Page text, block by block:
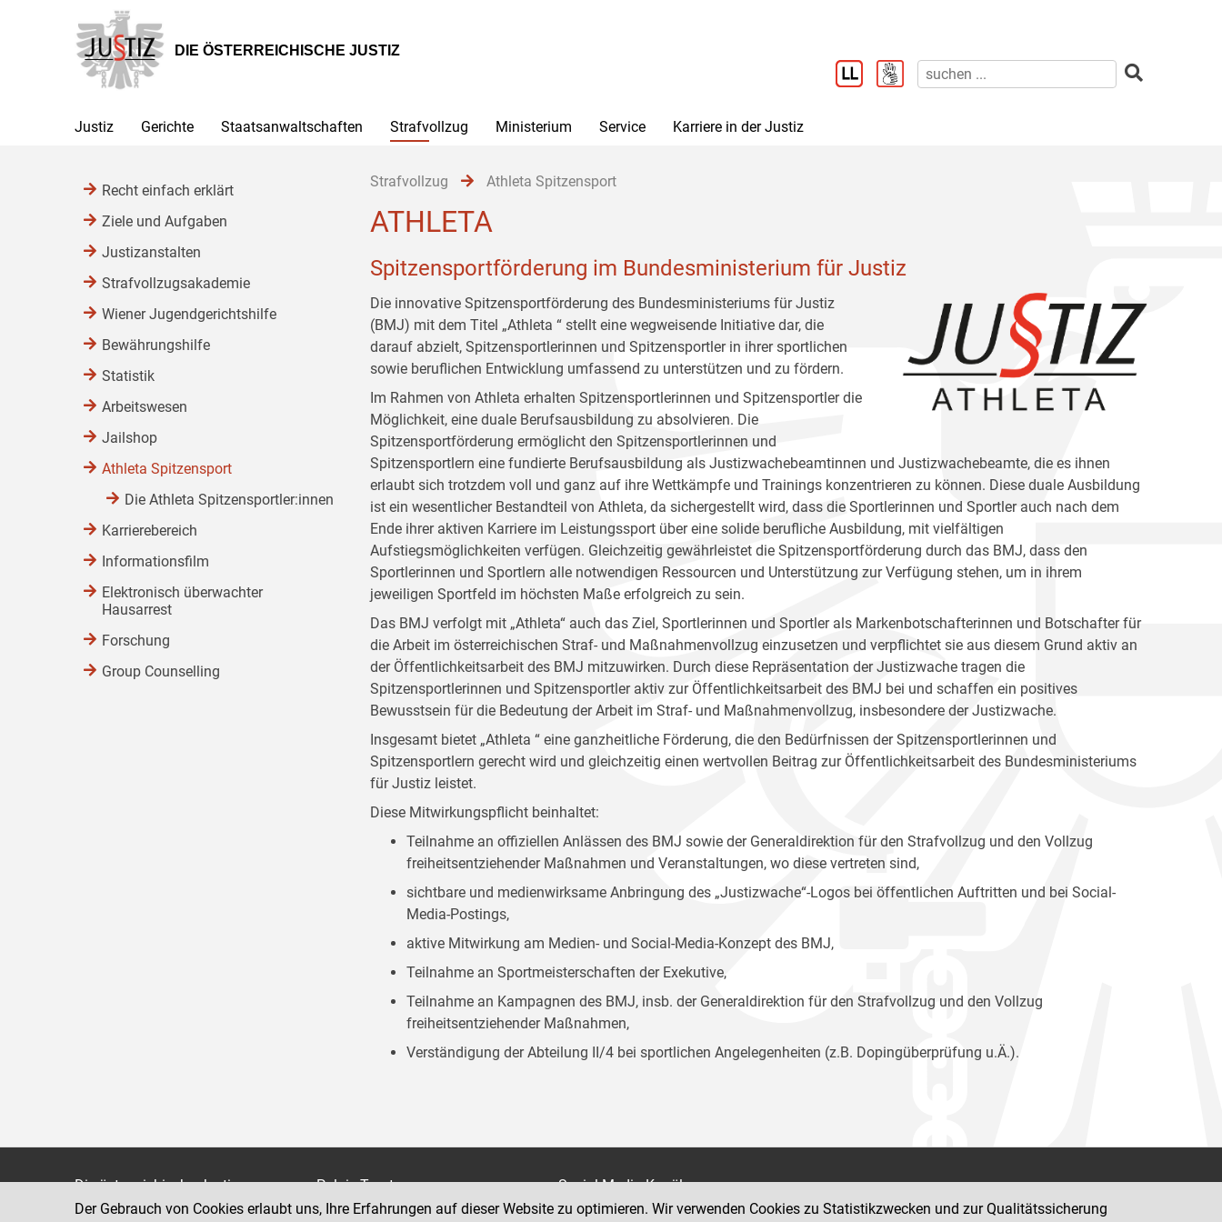
Hauptnavigation
[1]
Inhalt
[2]
Untermenü
[3]
DIE ÖSTERREICHISCHE JUSTIZ
Justiz Gerichte Staatsanwaltschaften Strafvollzug Ministerium Service Karriere in der Justiz
Strafvollzug Athleta Spitzensport
ATHLETA
Spitzensportförderung im Bundesministerium für Justiz
Die innovative Spitzensportförderung des Bundesministeriums für Justiz
(BMJ) mit dem Titel „Athleta “ stellt eine wegweisende Initiative dar, die
darauf abzielt, Spitzensportlerinnen und Spitzensportler in ihrer sportlichen
sowie beruflichen Entwicklung umfassend zu unterstützen und zu fördern.
Im Rahmen von Athleta erhalten Spitzensportlerinnen und Spitzensportler die
Möglichkeit, eine duale Berufsausbildung zu absolvieren. Die
Spitzensportförderung ermöglicht den Spitzensportlerinnen und
Spitzensportlern eine fundierte Berufsausbildung als Justizwachebeamtinnen und Justizwachebeamte, die es ihnen
erlaubt sich trotzdem voll und ganz auf ihre Wettkämpfe und Trainings konzentrieren zu können. Diese duale Ausbildung
ist ein wesentlicher Bestandteil von Athleta, da sichergestellt wird, dass die Sportlerinnen und Sportler auch nach dem
Ende ihrer aktiven Karriere im Leistungssport über eine solide berufliche Ausbildung, mit vielfältigen
Aufstiegsmöglichkeiten verfügen. Gleichzeitig gewährleistet die Spitzensportförderung durch das BMJ, dass den
Sportlerinnen und Sportlern alle notwendigen Ressourcen und Unterstützung zur Verfügung stehen, um in ihrem
jeweiligen Sportfeld im höchsten Maße erfolgreich zu sein.
Das BMJ verfolgt mit „Athleta“ auch das Ziel, Sportlerinnen und Sportler als Markenbotschafterinnen und Botschafter für
die Arbeit im österreichischen Straf- und Maßnahmenvollzug einzusetzen und verpflichtet sie aus diesem Grund aktiv an
der Öffentlichkeitsarbeit des BMJ mitzuwirken. Durch diese Repräsentation der Justizwache tragen die
Spitzensportlerinnen und Spitzensportler aktiv zur Öffentlichkeitsarbeit des BMJ bei und schaffen ein positives
Bewusstsein für die Bedeutung der Arbeit im Straf- und Maßnahmenvollzug, insbesondere der Justizwache.
Insgesamt bietet „Athleta “ eine ganzheitliche Förderung, die den Bedürfnissen der Spitzensportlerinnen und
Spitzensportlern gerecht wird und gleichzeitig einen wertvollen Beitrag zur Öffentlichkeitsarbeit des Bundesministeriums
für Justiz leistet.
Diese Mitwirkungspflicht beinhaltet:
Teilnahme an offiziellen Anlässen des BMJ sowie der Generaldirektion für den Strafvollzug und den Vollzug
freiheitsentziehender Maßnahmen und Veranstaltungen, wo diese vertreten sind,
sichtbare und medienwirksame Anbringung des „Justizwache“-Logos bei öffentlichen Auftritten und bei Social-
Media-Postings,
aktive Mitwirkung am Medien- und Social-Media-Konzept des BMJ,
Teilnahme an Sportmeisterschaften der Exekutive,
Teilnahme an Kampagnen des BMJ, insb. der Generaldirektion für den Strafvollzug und den Vollzug
freiheitsentziehender Maßnahmen,
Verständigung der Abteilung II/4 bei sportlichen Angelegenheiten (z.B. Dopingüberprüfung u.Ä.).
Recht einfach erklärt
Ziele und Aufgaben
Justizanstalten
Strafvollzugsakademie
Wiener Jugendgerichtshilfe
Bewährungshilfe
Statistik
Arbeitswesen
Jailshop
Athleta Spitzensport
Die Athleta Spitzensportler:innen
Karrierebereich
Informationsfilm
Elektronisch überwachter
Hausarrest
Forschung
Group Counselling
Die österreichische Justiz
Bundesministerium für Justiz
Palais Trautson
Museumstraße 7
Social Media Kanäle
der Justiz und des BMJ
Der Gebrauch von Cookies erlaubt uns, Ihre Erfahrungen auf dieser Website zu optimieren. Wir verwenden Cookies zu Statistikzwecken und zur Qualitätssicherung